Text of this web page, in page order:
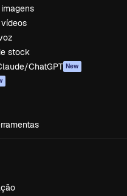
stock
ChatGPT New